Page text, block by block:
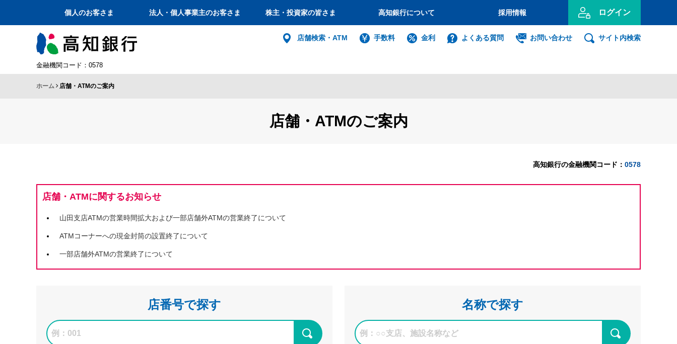
個人のお客さま 法人・個人事業主のお客さま 株主・投資家の皆さま 高知銀行について 採用情報 ログイン
個人のお客さま
バンキング
投資信託
法人・個人事業主のお客さま
インターネットバンキング利用者ログオン
freee入出金管理with高知銀行
ログイン
金融機関コード：0578
店舗検索・ATM 手数料 金利 よくある質問 お問い合わせ サイト内検索
ホーム 店舗・ATMのご案内
店舗・ATMのご案内
高知銀行の金融機関コード： 0578
店舗・ATMに関するお知らせ
山田支店ATMの営業時間拡大および一部店舗外ATMの営業終了について
ATMコーナーへの現金封筒の設置終了について
一部店舗外ATMの営業終了について
店番号で探す 名称で探す